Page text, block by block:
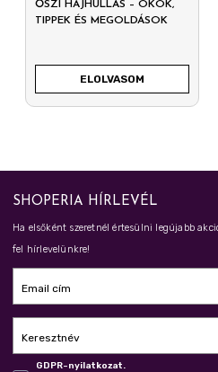
ŐSZI HAJHULLÁS – OKOK,
TIPPEK ÉS MEGOLDÁSOK
ELOLVASOM
SHOPERIA HÍRLEVÉL
Ha elsőként szeretnél értesülni legújabb
fel hírlevelünkre!
Email cím
Keresztnév
GDPR-nyilatkozat.